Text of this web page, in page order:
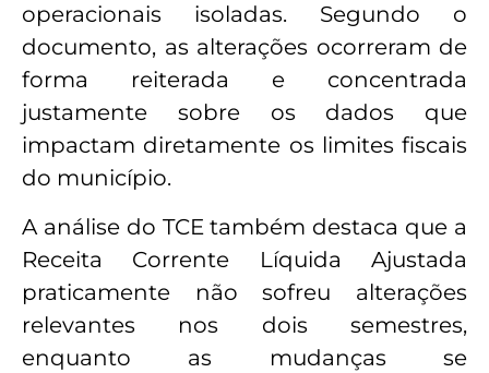
operacionais isoladas. Segundo o
documento, as alterações ocorreram de
forma reiterada e concentrada
justamente sobre os dados que
impactam diretamente os limites fiscais
do município.
A análise do TCE também destaca que a
Receita Corrente Líquida Ajustada
praticamente não sofreu alterações
relevantes nos dois semestres,
enquanto as mudanças se